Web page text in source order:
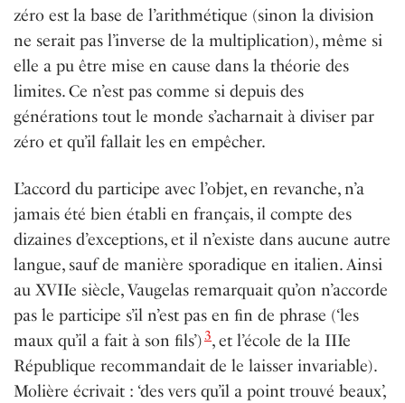
zéro est la base de l’arithmétique (sinon la division
ne serait pas l’inverse de la multiplication), même si
elle a pu être mise en cause dans la théorie des
limites. Ce n’est pas comme si depuis des
générations tout le monde s’acharnait à diviser par
zéro et qu’il fallait les en empêcher.
L’accord du participe avec l’objet, en revanche, n’a
jamais été bien établi en français, il compte des
dizaines d’exceptions, et il n’existe dans aucune autre
langue, sauf de manière sporadique en italien. Ainsi
au XVIIe siècle, Vaugelas remarquait qu’on n’accorde
pas le participe s’il n’est pas en ﬁn de phrase (‘les
maux qu’il a fait à son ﬁls’)3, et l’école de la IIIe
République recommandait de le laisser invariable).
Molière écrivait : ‘des vers qu’il a point trouvé beaux’,